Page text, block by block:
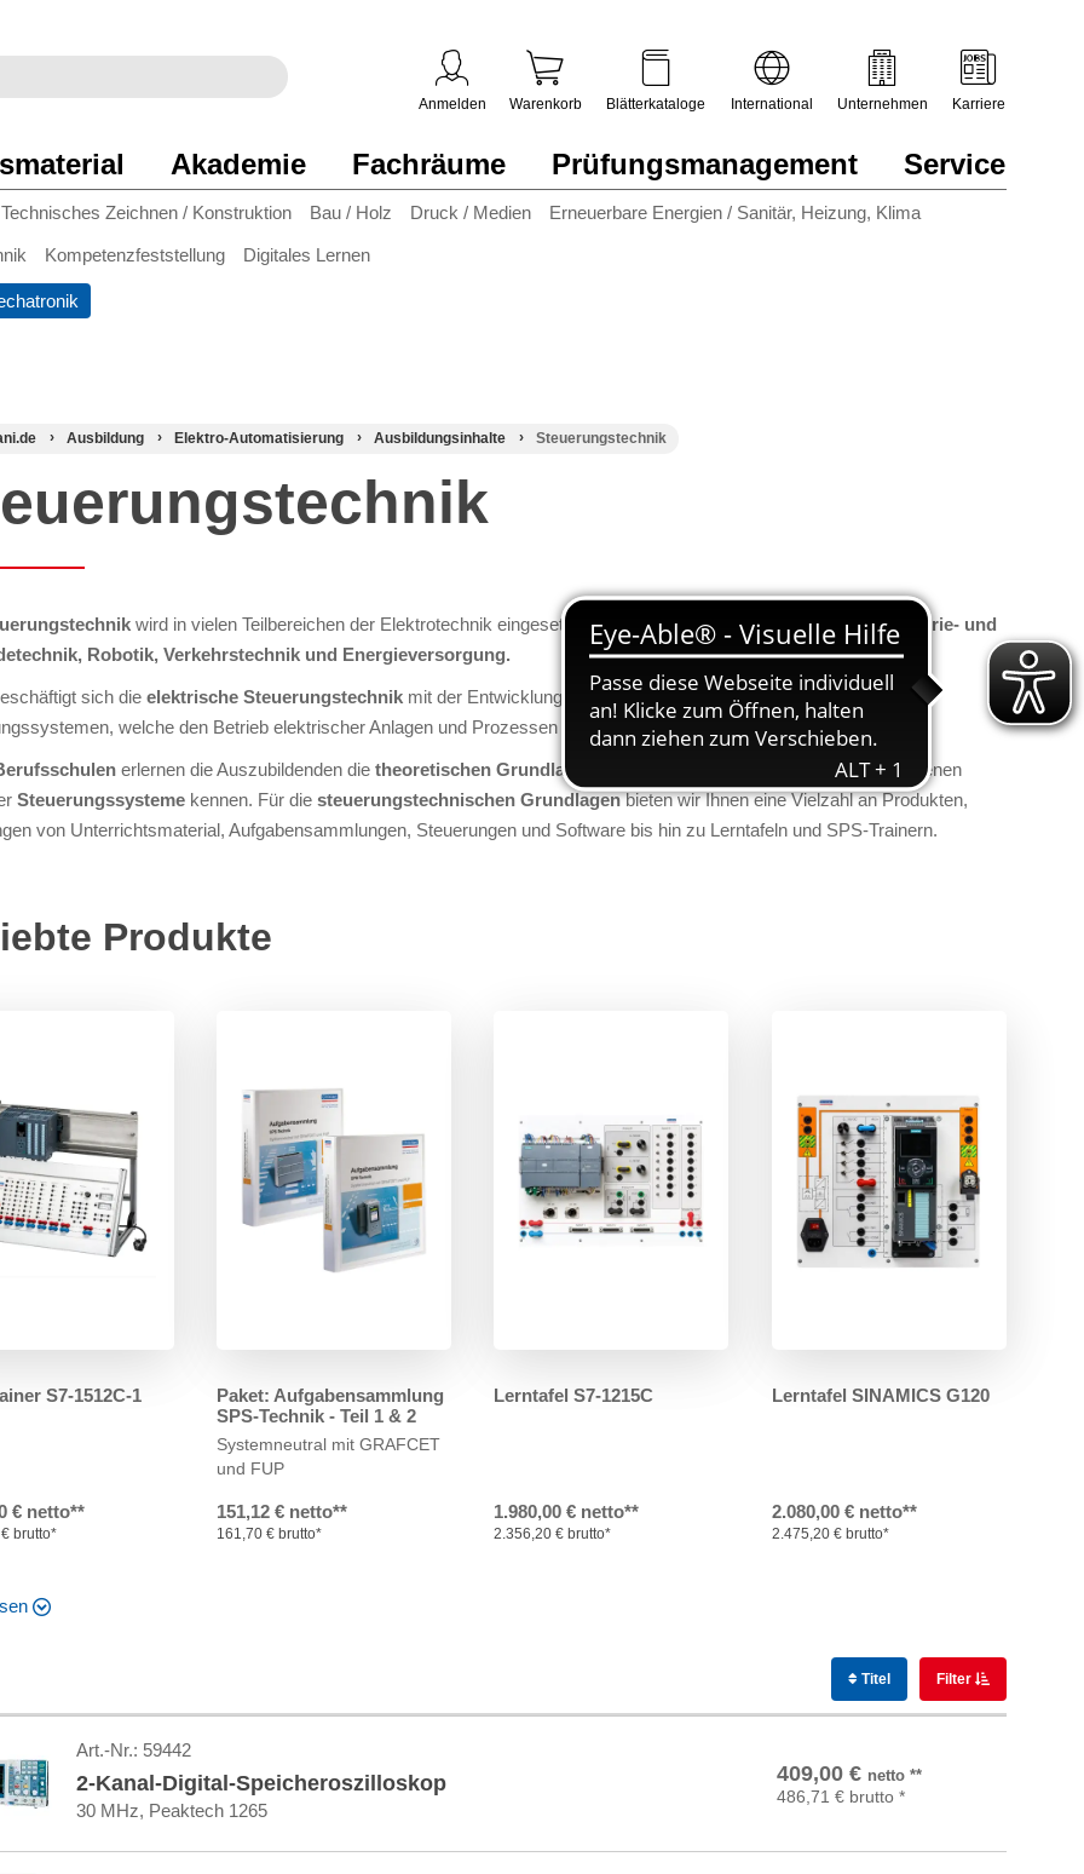
Technisches Zeichnen / Konstruktion Bau / Holz Druck / Medien Erneuerbare Energien / Sanitär, Heizung, Klima
Kompetenzfeststellung Digitales Lernen
Akademie Fachräume Prüfungsmanagement Service
Anmelden Warenkorb Blätterkataloge International Unternehmen Karriere
Ausbildung Elektro-Automatisierung Ausbildungsinhalte Steuerungstechnik
wird in vielen Teilbereichen der Elektrotechnik eingesetzt, wie z.B. Automatisierungstechnik, Industrie- und
Robotik, Verkehrstechnik und Energieversorgung.
sich dieelektrische Steuerungstechnik mit der Entwicklung, Implementierung und Wartung von
welche den Betrieb elektrischer Anlagen und Prozessen automatisieren und kontrollieren.
erlernen die Auszubildenden dietheoretischen Grundlagen
der Steuerungstechnik und die verschiedenen
Steuerungssysteme kennen. Für diesteuerungstechnischen Grundlagenbieten wir Ihnen eine Vielzahl an Produkten,
von Unterrichtsmaterial, Aufgabensammlungen, Steuerungen und Software bis hin zu Lerntafeln und SPS-Trainern.
Produkte
S7-1512C-1
€ netto**
brutto*
Paket: Aufgabensammlung
SPS-Technik - Teil 1 & 2
Systemneutral mit GRAFCET
und FUP
151,12 € netto**
161,70 € brutto*
Lerntafel S7-1215C
1.980,00 € netto**
2.356,20 € brutto*
Lerntafel SINAMICS G120
2.080,00 € netto**
2.475,20 € brutto*
Titel Filter
Art.-Nr.: 59442
2-Kanal-Digital-Speicheroszilloskop
30 MHz, Peaktech 1265
409,00 € netto**
486,71 € brutto *
In den Warenkorb